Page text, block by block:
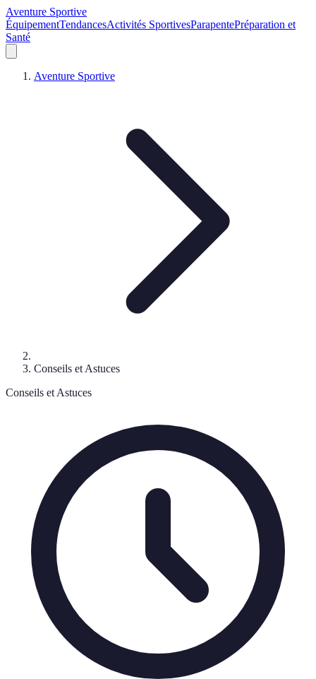
Aventure Sportive
ÉquipementTendancesActivités SportivesParapentePréparation et
Santé
Aventure Sportive
Conseils et Astuces
Conseils et Astuces